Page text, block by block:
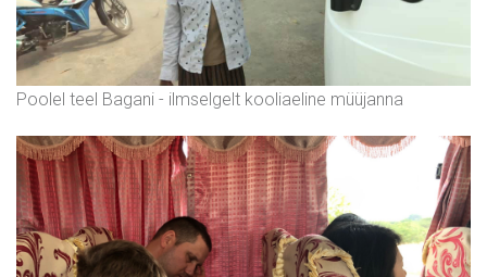
Poolel teel Bagani - ilmselgelt kooliaeline müüjanna